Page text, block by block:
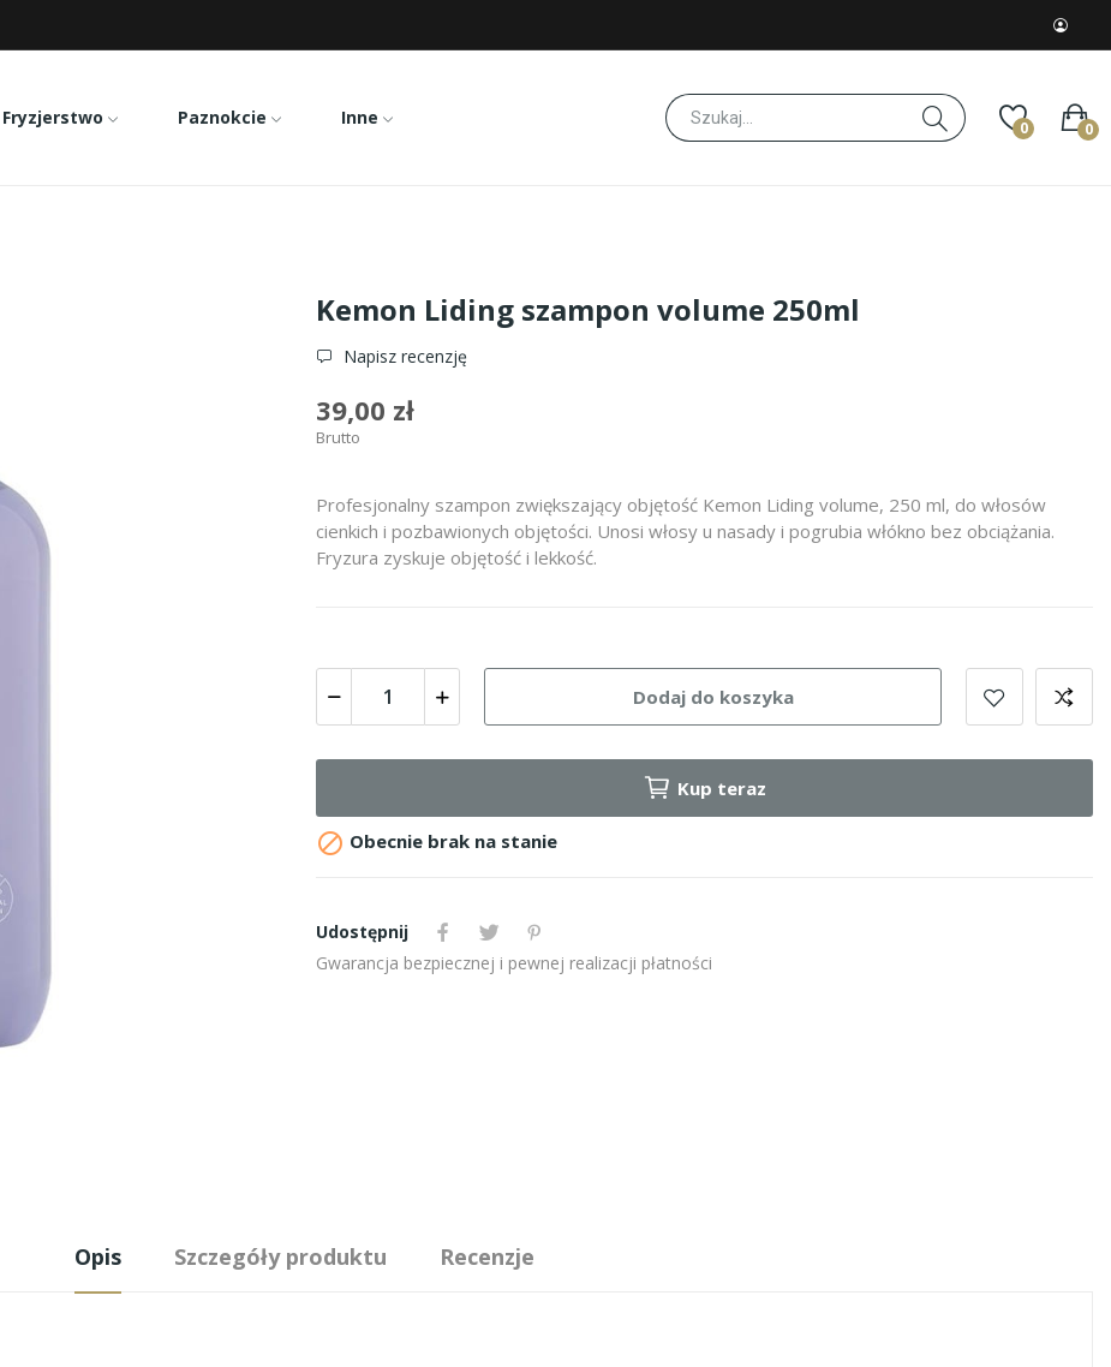
Fryzjerstwo Paznokcie Inne 0 0
Kemon Liding szampon volume 250ml
Napisz recenzję
39,00 zł
Brutto
Profesjonalny szampon zwiększający objętość Kemon Liding volume, 250 ml, do włosów
cienkich i pozbawionych objętości. Unosi włosy u nasady i pogrubia włókno bez obciążania.
Fryzura zyskuje objętość i lekkość.
Dodaj do koszyka
Kup teraz
 Obecnie brak na stanie
Udostępnij
Gwarancja bezpiecznej i pewnej realizacji płatności
Opis Szczegóły produktu Recenzje